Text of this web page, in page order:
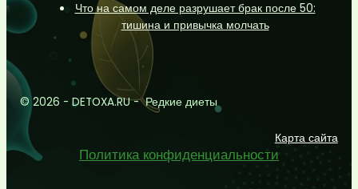
Что на самом деле разрушает брак после 50:
тишина и привычка молчать
© 2026 - DETOXA.RU - Редкие диеты
Карта сайта
Политика конфиденциальности